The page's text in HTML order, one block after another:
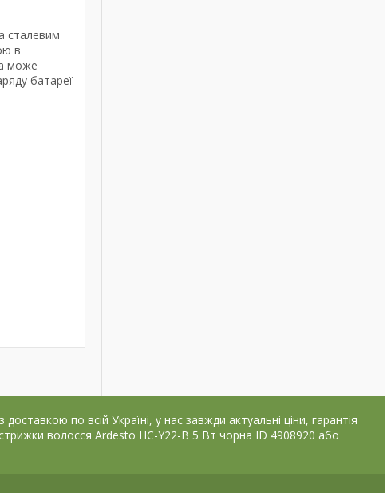
сталевим
в
може
батареї
по всій Україні, у нас завжди актуальні ціни, гарантія
волосся Ardesto HС-Y22-B 5 Вт чорна ID 4908920 або